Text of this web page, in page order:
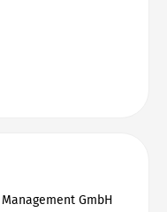
GmbH